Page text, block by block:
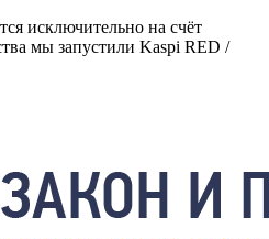
исключительно на счёт
мы запустили Kaspi RED /